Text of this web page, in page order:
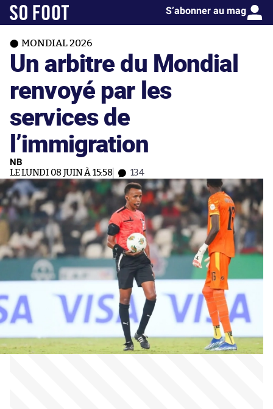
S’abonner au mag
MONDIAL 2026
Un arbitre du Mondial
renvoyé par les
services de
l’immigration
NB
LE LUNDI 08 JUIN À 15:58 134